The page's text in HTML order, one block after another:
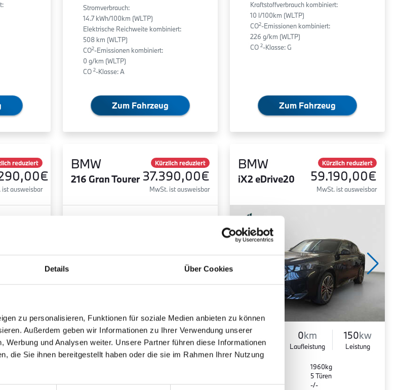
Details Über Cookies
zu personalisieren, Funktionen für soziale Medien anbieten zu können
Außerdem geben wir Informationen zu Ihrer Verwendung unserer
Werbung und Analysen weiter. Unsere Partner führen diese Informationen
die Sie ihnen bereitgestellt haben oder die sie im Rahmen Ihrer Nutzung
Stromverbrauch:
14.7 kWh/100km (WLTP)
Elektrische Reichweite kombiniert:
508 km (WLTP)
CO2-Emissionen kombiniert:
0 g/km (WLTP)
CO 2-Klasse: A
Zum Fahrzeug
Kraftstoffverbrauch kombiniert:
10 l/100km (WLTP)
CO2-Emissionen kombiniert:
226 g/km (WLTP)
CO 2-Klasse: G
Zum Fahrzeug
reduziert
ist ausweisbar
390kw
Leistung
BMW
216 Gran Tourer
Kürzlich reduziert
37.390,00€
MwSt. ist ausweisbar
Benzin
Kraftstoff
1km
Laufleistung
90kw
Leistung
7 Gänge
3 Zylinder
BMW
iX2 eDrive20
Kürzlich reduziert
59.190,00€
MwSt. ist ausweisbar
Elektro
Kraftstoff
0km
Laufleistung
150kw
Leistung
1 Gänge
1960kg
5 Türen
-/-